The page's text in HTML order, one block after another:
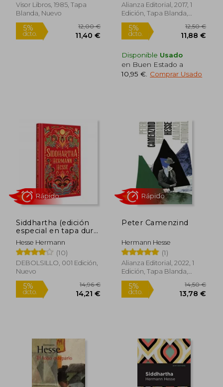
Visor Libros, 1985, Tapa
Blanda, Nuevo
5%
dcto.
Rápido
Alianza Editorial, 2017, 1
Edición, Tapa Blanda,
Nuevo
5%
dcto.
Rápido
Disponible Usado
en Buen Estado a
10,95 € Comprar Usado
Siddhartha (edición
especial en tapa dura)
(en spa)
Hesse Hermann
(10)
DEBOLSILLO, 001 Edición,
Nuevo
Peter Camenzind
Hermann Hesse
(1)
Alianza Editorial, 2022, 1
Edición, Tapa Blanda,
Nuevo